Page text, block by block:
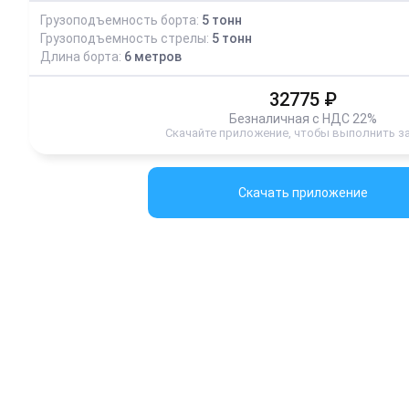
Грузоподъемность борта: 5 тонн
Грузоподъемность стрелы: 5 тонн
Длина борта: 6 метров
32775 ₽
Безналичная с НДС 22%
Скачайте приложение, чтобы выполнить
Скачать приложение